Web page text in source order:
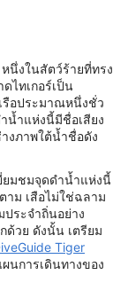
นึ่งในสัตว์ร้ายที่ทรง
ไทเกอร์เป็น
รือประมาณหนึ่งชั่ว
น้ำแห่งนี้มีชื่อเสียง
งภาพใต้น้ำชื่อดัง
ยมชมจุดดำน้ำแห่งนี้
าม เสือไม่ใช่ฉลาม
ระจำถิ่นอย่าง
ด้วย ดังนั้น เตรียม
Tiger
ผนการเดินทางของ